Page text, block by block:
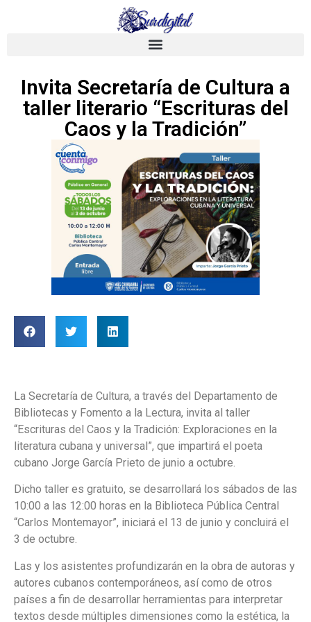
Invita Secretaría de Cultura a
taller literario “Escrituras del
Caos y la Tradición”
La Secretaría de Cultura, a través del Departamento de
Bibliotecas y Fomento a la Lectura, invita al taller
“Escrituras del Caos y la Tradición: Exploraciones en la
literatura cubana y universal”, que impartirá el poeta
cubano Jorge García Prieto de junio a octubre.
Dicho taller es gratuito, se desarrollará los sábados de las
10:00 a las 12:00 horas en la Biblioteca Pública Central
“Carlos Montemayor”, iniciará el 13 de junio y concluirá el
3 de octubre.
Las y los asistentes profundizarán en la obra de autoras y
autores cubanos contemporáneos, así como de otros
países a fin de desarrollar herramientas para interpretar
textos desde múltiples dimensiones como la estética, la